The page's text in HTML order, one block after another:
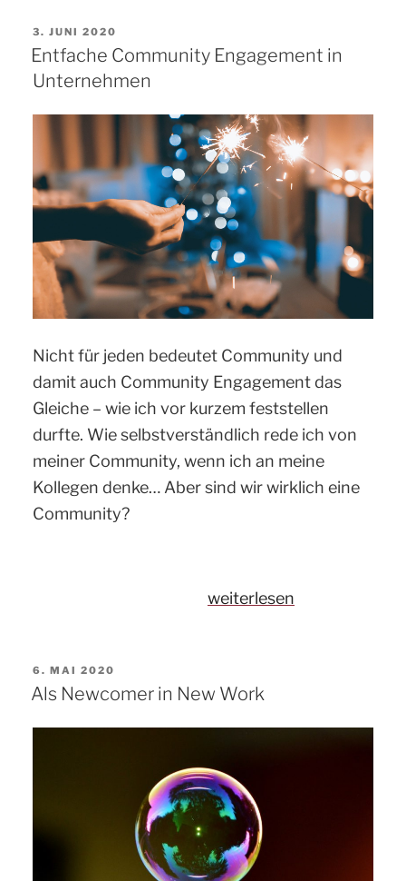
wie
an
der
Kultur
arbeiten
können“
VERÖFFENTLICHT
AM
3. JUNI 2020
Entfache Community Engagement in
Unternehmen
Nicht für jeden bedeutet Community und
damit auch Community Engagement das
Gleiche – wie ich vor kurzem feststellen
durfte. Wie selbstverständlich rede ich von
meiner Community, wenn ich an meine
Kollegen denke… Aber sind wir wirklich eine
Community?
„Entfache
Unternehmen“
weiterlesen
VERÖFFENTLICHT
AM
6. MAI 2020
Als Newcomer in New Work